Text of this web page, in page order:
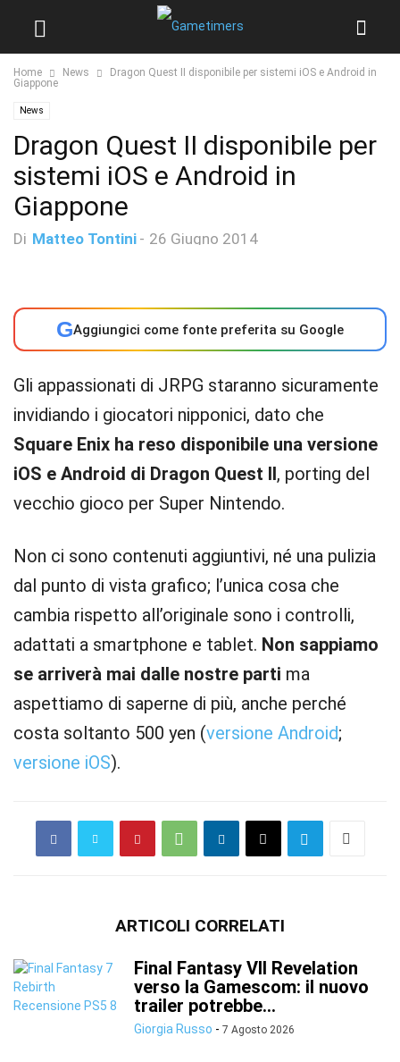
Home News
Dragon Quest II disponibile per sistemi iOS e Android in
Giappone
News
Dragon Quest II disponibile per
sistemi iOS e Android in
Giappone
Di Matteo Tontini - 26 Giugno 2014
GAggiungici come fonte preferita su Google
Gli appassionati di JRPG staranno sicuramente
invidiando i giocatori nipponici, dato che
Square Enix ha reso disponibile una versione
iOS e Android di Dragon Quest II, porting del
vecchio gioco per Super Nintendo.
Non ci sono contenuti aggiuntivi, né una pulizia
dal punto di vista grafico; l’unica cosa che
cambia rispetto all’originale sono i controlli,
adattati a smartphone e tablet. Non sappiamo
se arriverà mai dalle nostre parti ma
aspettiamo di saperne di più, anche perché
costa soltanto 500 yen (versione Android;
versione iOS).
ARTICOLI CORRELATI
Final Fantasy VII Revelation
verso la Gamescom: il nuovo
trailer potrebbe...
Giorgia Russo - 7 Agosto 2026